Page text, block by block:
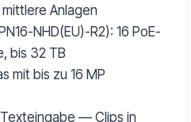
Anlagen
NHD(EU)-R2): 16 PoE-
bis 32 TB
mit bis zu 16 MP
— Clips in